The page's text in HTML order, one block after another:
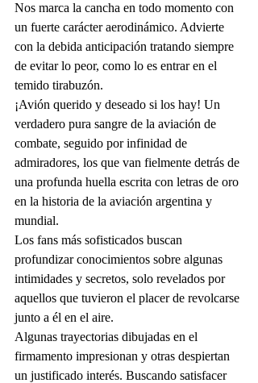
Nos marca la cancha en todo momento con
un fuerte carácter aerodinámico. Advierte
con la debida anticipación tratando siempre
de evitar lo peor, como lo es entrar en el
temido tirabuzón.
¡Avión querido y deseado si los hay! Un
verdadero pura sangre de la aviación de
combate, seguido por infinidad de
admiradores, los que van fielmente detrás de
una profunda huella escrita con letras de oro
en la historia de la aviación argentina y
mundial.
Los fans más sofisticados buscan
profundizar conocimientos sobre algunas
intimidades y secretos, solo revelados por
aquellos que tuvieron el placer de revolcarse
junto a él en el aire.
Algunas trayectorias dibujadas en el
firmamento impresionan y otras despiertan
un justificado interés. Buscando satisfacer